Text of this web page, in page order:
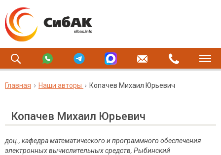
Главная Наши авторы Копачев Михаил Юрьевич
Копачев Михаил Юрьевич
доц., кафедра математического и программного обеспечения
электронных вычислительных средств, Рыбинский